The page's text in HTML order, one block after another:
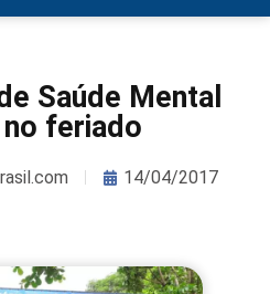
Saúde Mental
feriado
14/04/2017